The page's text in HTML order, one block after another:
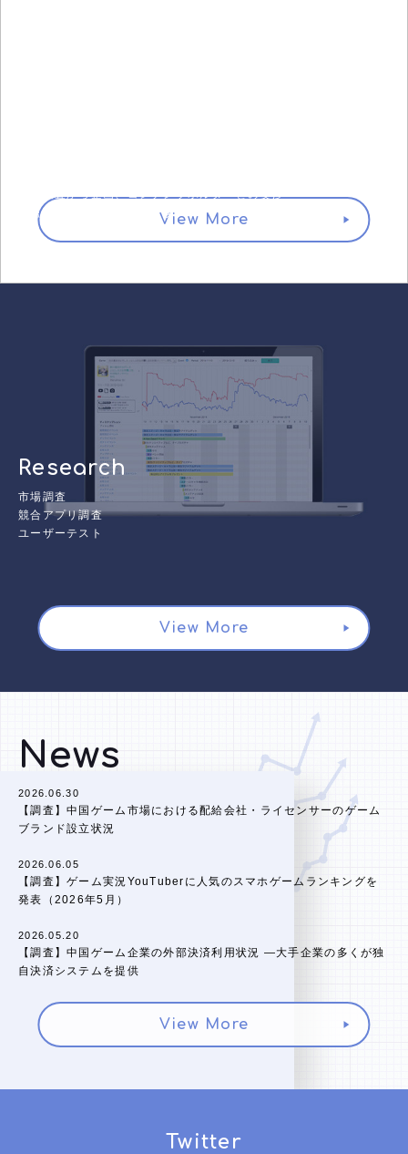
View More
事前調査から企画、コンテンツホルダーとの交渉
や監修業務を一手に担います。
View More
Research
市場調査
競合アプリ調査
ユーザーテスト
News
View More
2026.06.30
【調査】中国ゲーム市場における配給会社・ライセンサーのゲーム
ブランド設立状況
2026.06.05
【調査】ゲーム実況YouTuberに人気のスマホゲームランキングを
発表（2026年5月）
2026.05.20
【調査】中国ゲーム企業の外部決済利用状況 ―大手企業の多くが独
自決済システムを提供
Twitter